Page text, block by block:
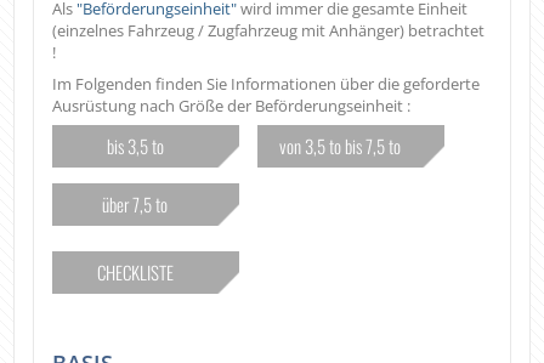
Als "Beförderungseinheit"wird immer die gesamte Einheit
(einzelnes Fahrzeug / Zugfahrzeug mit Anhänger) betrachtet
!
Im Folgenden finden Sie Informationen über die geforderte
Ausrüstung nach Größe der Beförderungseinheit :
bis 3,5 to von 3,5 to bis 7,5 to
über 7,5 to
CHECKLISTE